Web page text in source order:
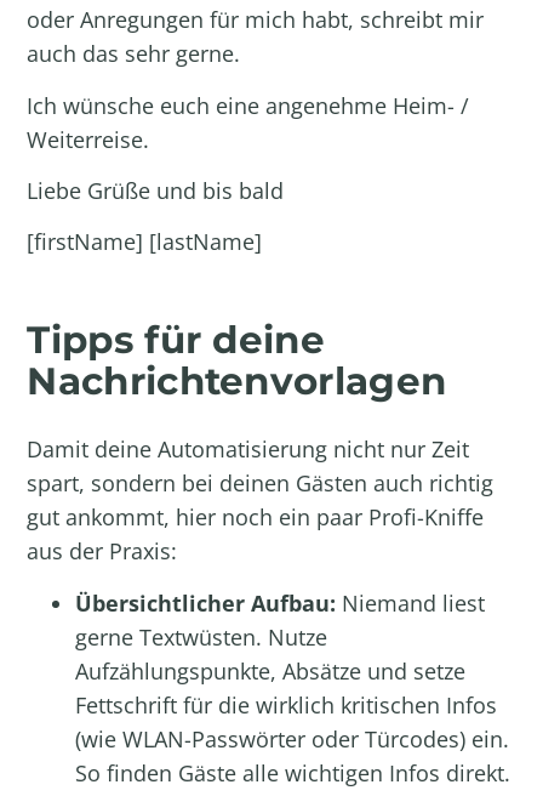
oder Anregungen für mich habt, schreibt mir
auch das sehr gerne.
Ich wünsche euch eine angenehme Heim- /
Weiterreise.
Liebe Grüße und bis bald
[firstName] [lastName]
Tipps für deine
Nachrichtenvorlagen
Damit deine Automatisierung nicht nur Zeit
spart, sondern bei deinen Gästen auch richtig
gut ankommt, hier noch ein paar Profi-Kniffe
aus der Praxis:
Übersichtlicher Aufbau: Niemand liest
gerne Textwüsten. Nutze
Aufzählungspunkte, Absätze und setze
Fettschrift für die wirklich kritischen Infos
(wie WLAN-Passwörter oder Türcodes) ein.
So finden Gäste alle wichtigen Infos direkt.